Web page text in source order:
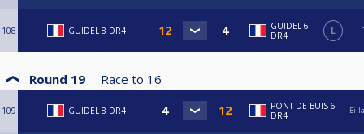
108 GUIDEL 8 DR4
GUIDEL 6
DR4
L
Round 19 Race to 16
109 GUIDEL 8 DR4
PONT DE BUIS 6
DR4